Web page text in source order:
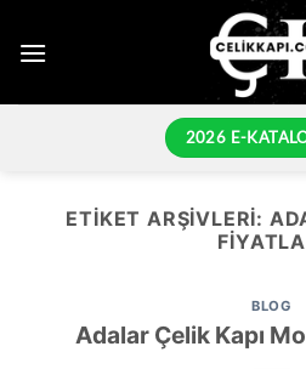
atla
2026 E-
ETIKET ARŞIVLERI:
BLOG
Adalar Çelik Kapı